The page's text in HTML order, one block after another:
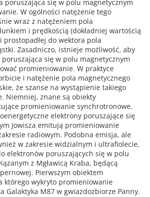
poruszająca się w polu magnetycznym
W ogólności natężenie tego
wraz z natężeniem pola
i prędkością (dokładniej wartością
prostopadłej do wektora pola
Zasadniczo, istnieje możliwość, aby
poruszająca się w polu magnetycznym
promieniowanie. W praktyce
i natężenie pola magnetycznego
że szanse na wystąpienie takiego
Niemniej, znane są obiekty
promieniowanie synchrotronowe.
elektrony poruszające się
Jowisza emitują promieniowanie
radiowym. Podobna emisja, ale
w zakresie widzialnym i ultrafiolecie,
elektronów poruszających się w polu
z Mgławicą Kraba, będącą
Pierwszym obiektem
którego wykryto promieniowanie
Galaktyka M87 w gwiazdozbiorze Panny.